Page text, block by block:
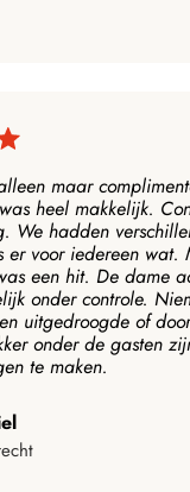
maar
heel makkelijk.
We hadden
er voor iedereen wat.
een hit. De dame
onder controle.
uitgedroogde of
onder de gasten
te maken.